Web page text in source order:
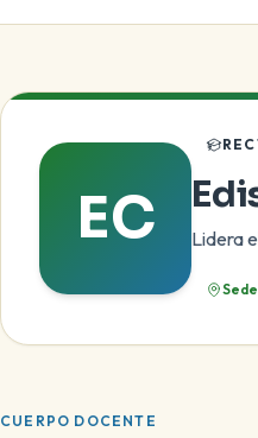
Rectoría
EC Lidera
CUERPO DOCENTE